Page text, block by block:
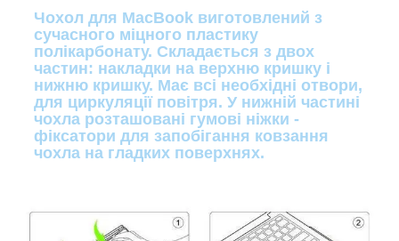
Чохол для MacBook виготовлений з
сучасного міцного пластику
полікарбонату. Складається з двох
частин: накладки на верхню кришку і
нижню кришку. Має всі необхідні отвори,
для циркуляції повітря. У нижній частині
чохла розташовані гумові ніжки -
фіксатори для запобігання ковзання
чохла на гладких поверхнях.